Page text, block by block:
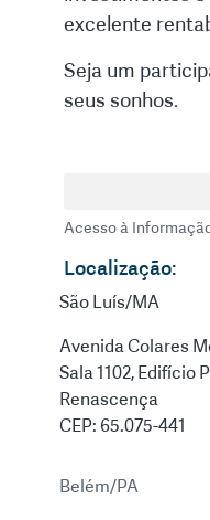
excelente
Seja um
seus sonhos.
Acesso à
Localização:
São Luís/MA
Avenida Colares
Sala 1102, Edifício
Renascença
CEP: 65.075-441
Belém/PA